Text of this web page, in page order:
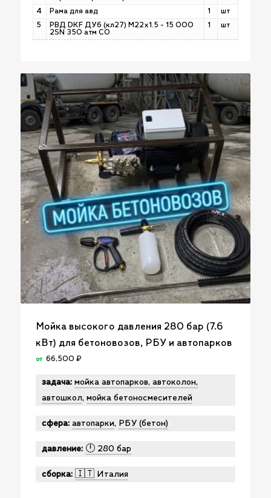
4
Рама для авд 1
шт
5
РВД DKF ДУ6 (кл27) М22х1.5 - 15 000
2SN 350 атм СО
1 шт
Мойка высокого давления 280 бар (7.6
кВт) для бетоновозов, РБУ и автопарков
от 66,500 ₽
задача: мойка автопарков, автоколон,
автошкол, мойка бетоносмесителей
сфера: автопарки, РБУ (бетон)
давление: 🕛 280 бар
сборка: 🇮🇹 Италия